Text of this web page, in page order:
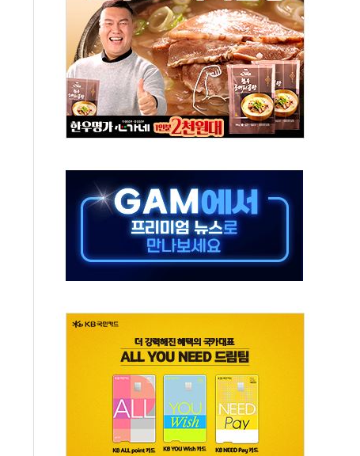
원구 어르신에 삼계탕 배식 봉사
적용하니…재건축보다 재개발 사업성 개선↑
텐츠 '소셜아이어워드' 대상 수상
투입 비중 37%…하반기 확대 추진"
사라진다, OK·애큐온·페퍼만 남아
에 서울서 40도 넘어
에 54조 투자…D램·낸드 동시 증설